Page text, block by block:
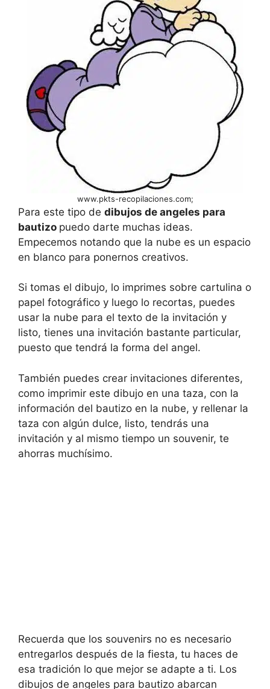
www.pkts-recopilaciones.com;
Para este tipo de dibujos de angeles para
bautizo puedo darte muchas ideas.
Empecemos notando que la nube es un espacio
en blanco para ponernos creativos.
Si tomas el dibujo, lo imprimes sobre cartulina o
papel fotográfico y luego lo recortas, puedes
usar la nube para el texto de la invitación y
listo, tienes una invitación bastante particular,
puesto que tendrá la forma del angel.
También puedes crear invitaciones diferentes,
como imprimir este dibujo en una taza, con la
información del bautizo en la nube, y rellenar la
taza con algún dulce, listo, tendrás una
invitación y al mismo tiempo un souvenir, te
ahorras muchísimo.
Recuerda que los souvenirs no es necesario
entregarlos después de la fiesta, tu haces de
esa tradición lo que mejor se adapte a ti. Los
dibujos de angeles para bautizo abarcan